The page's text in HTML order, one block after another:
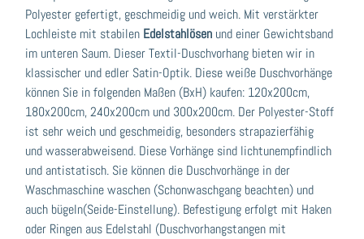
Polyester gefertigt, geschmeidig und weich. Mit verstärkter
Lochleiste mit stabilen Edelstahlösen und einer Gewichtsband
im unteren Saum. Dieser Textil-Duschvorhang bieten wir in
klassischer und edler Satin-Optik. Diese weiße Duschvorhänge
können Sie in folgenden Maßen (BxH) kaufen: 120x200cm,
180x200cm, 240x200cm und 300x200cm. Der Polyester-Stoff
ist sehr weich und geschmeidig, besonders strapazierfähig
und wasserabweisend. Diese Vorhänge sind lichtunempfindlich
und antistatisch. Sie können die Duschvorhänge in der
Waschmaschine waschen (Schonwaschgang beachten) und
auch bügeln(Seide-Einstellung). Befestigung erfolgt mit Haken
oder Ringen aus Edelstahl (Duschvorhangstangen mit